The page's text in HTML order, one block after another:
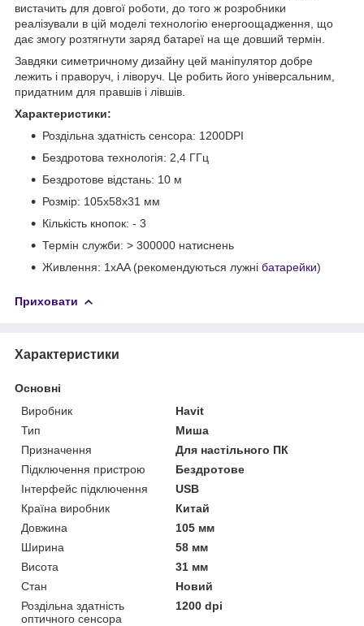
вистачить для довгої роботи, до того ж розробники
реалізували в цій моделі технологію енергоощадження, що
дає змогу розтягнути заряд батареї на ще довший термін.
Завдяки симетричному дизайну цей маніпулятор добре
лежить і праворуч, і ліворуч. Це робить його універсальним,
придатним для правшів і лівшів.
Характеристики:
Роздільна здатність сенсора: 1200DPI
Бездротова технологія: 2,4 ГГц
Бездротове відстань: 10 м
Розмір: 105x58x31 мм
Кількість кнопок: - 3
Термін служби: > 300000 натиснень
Живлення: 1xAA (рекомендуються лужні батарейки)
Приховати
Характеристики
Основні
Виробник
Havit
Тип
Миша
Призначення
Для настільного ПК
Підключення пристрою
Бездротове
Інтерфейс підключення
USB
Країна виробник
Китай
Довжина
105 мм
Ширина
58 мм
Висота
31 мм
Стан
Новий
Роздільна здатність
оптичного сенсора
1200 dpi